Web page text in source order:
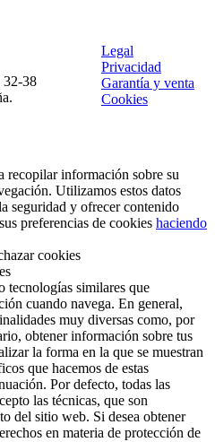
32-38
Legal
Privacidad
Garantía y venta
Cookies
recopilar información sobre su
Utilizamos estos datos
seguridad y ofrecer contenido
preferencias de cookies haciendo
cookies
tecnologías similares que
cuando navega. En general,
muy diversas como, por
obtener información sobre tus
la forma en la que se muestran
que hacemos de estas
Por defecto, todas las
las técnicas, que son
del sitio web. Si desea obtener
en materia de protección de